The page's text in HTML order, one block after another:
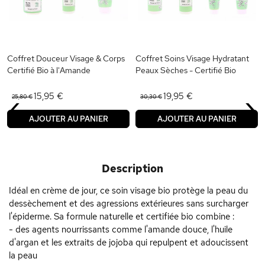
Coffret Douceur Visage & Corps
Certifié Bio à l'Amande
25,80 €15,95 €
AJOUTER AU PANIER
Coffret Soins Visage Hydratant
Peaux Sèches - Certifié Bio
30,30 €19,95 €
AJOUTER AU PANIER
‹ ›
Description
Idéal en crème de jour, ce soin visage bio protège la peau du
dessèchement et des agressions extérieures sans surcharger
l'épiderme. Sa formule naturelle et certifiée bio combine :
- des agents nourrissants comme l'amande douce, l'huile
d'argan et les extraits de jojoba qui repulpent et adoucissent
la peau